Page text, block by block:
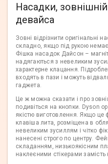
Насадки,
девайса
Зовні відрізнити оригінальні
складно, якщо під рукою
Фішка насадок Дайсон –
надягаються з невеликим
характерне клацання.
входять в пази і можуть
гаджета.
Це ж можна сказати і про
подивіться на кнопки. Dyson
якістю виготовлення. Якщо це
клавіша лита, розміщена в
невеликим зусиллям і чітко
нанесені строго по центру.
складанням, низькоякісним
наклеєними стікерами замість